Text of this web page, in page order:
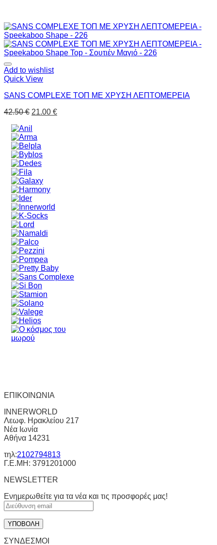
Add to wishlist
Quick View
SANS COMPLEXE ΤΟΠ ΜΕ ΧΡΥΣΗ ΛΕΠΤΟΜΕΡΕΙΑ
42.50€ 21.00 €
ΕΠΙΚΟΙΝΩΝΙΑ
INNERWORLD
Λεωφ. Ηρακλείου 217
Νέα Ιωνία
Αθήνα 14231
τηλ:2102794813
Γ.Ε.ΜΗ: 3791201000
NEWSLETTER
Ενημερωθείτε για τα νέα και τις προσφορές μας!
ΣΥΝΔΕΣΜΟΙ